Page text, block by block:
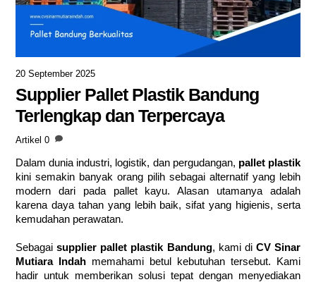
20 September 2025
Supplier Pallet Plastik Bandung
Terlengkap dan Terpercaya
Artikel 0
Dalam dunia industri, logistik, dan pergudangan, pallet plastik
kini semakin banyak orang pilih sebagai alternatif yang lebih
modern dari pada pallet kayu. Alasan utamanya adalah
karena daya tahan yang lebih baik, sifat yang higienis, serta
kemudahan perawatan.
Sebagaisupplier pallet plastik Bandung, kami di CV Sinar
Mutiara Indah memahami betul kebutuhan tersebut. Kami
hadir untuk memberikan solusi tepat dengan menyediakan